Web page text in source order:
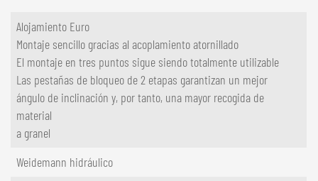
Alojamiento Euro
Montaje sencillo gracias al acoplamiento atornillado
El montaje en tres puntos sigue siendo totalmente utilizable
Las pestañas de bloqueo de 2 etapas garantizan un mejor
ángulo de inclinación y, por tanto, una mayor recogida de
material
a granel
Weidemann hidráulico